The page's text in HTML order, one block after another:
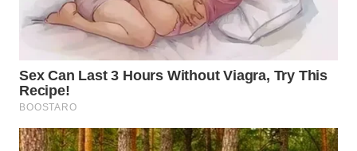
WN
SIMALUNGUN
WN
LABUHANBATU